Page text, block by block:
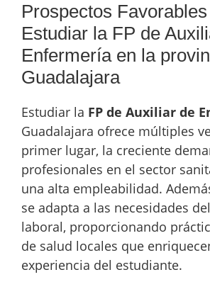
Prospectos Favorables
Estudiar la FP de
Enfermería en la
Guadalajara
Estudiar la FP de Auxiliar de
Guadalajara ofrece múltiples
primer lugar, la creciente
profesionales en el sector
una alta empleabilidad.
se adapta a las necesidades
laboral, proporcionando
de salud locales que
experiencia del estudiante.